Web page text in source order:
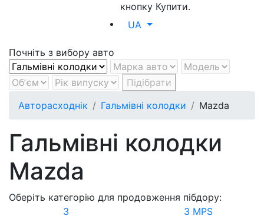
кнопку Купити.
UA
Почніть з вибору авто
Підібрати
Авторасходнік
Гальмівні колодки Mazda
Гальмівні колодки
Mazda
Оберіть категорію для продовження пібдору:
3
3 MPS